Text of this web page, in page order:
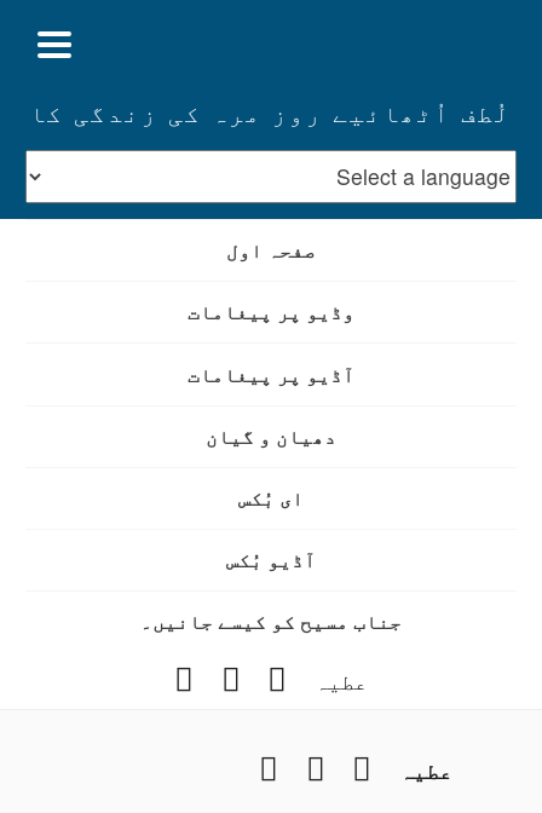
لُطف اُٹھائیے روز مرہ کی زندگی کا
صفحہ اول
وڈیو پر پیغامات
آڈیو پر پیغامات
دھیان و گیان
ای بُکس
آڈیو بُکس
جناب مسیح کو کیسے جانیں۔
عطیہ Facebook
YouTube
عطیہ Facebook
YouTube